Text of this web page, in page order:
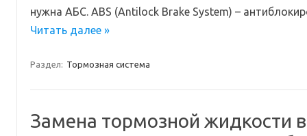
нужна АБС. ABS (Antilock Brake System) –
Читать далее »
Раздел: Тормозная система
Замена тормозной жидкости